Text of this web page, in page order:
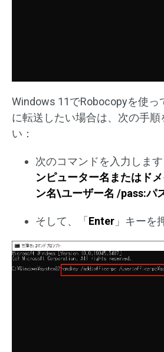
Windows 11でRobocopyを使っ
に転送したい場合は、次の手順
い：
次のコマンドを入力します
ンピューター名またはド
ン名\ユーザー名 /pass:パ
そして、「 Enter 」キーを